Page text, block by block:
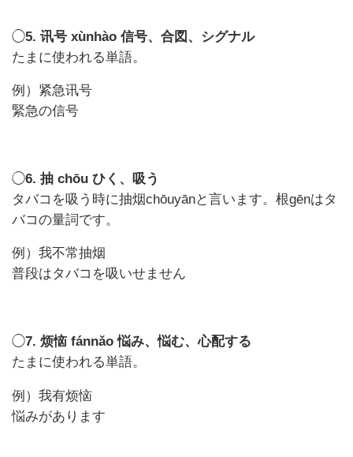
◯5. 讯号 xùnhào 信号、合図、シグナル
たまに使われる単語。
例）紧急讯号
緊急の信号
◯6. 抽 chōu ひく、吸う
タバコを吸う時に抽烟chōuyānと言います。根gēnはタ
バコの量詞です。
例）我不常抽烟
普段はタバコを吸いせません
◯7. 烦恼 fánnǎo 悩み、悩む、心配する
たまに使われる単語。
例）我有烦恼
悩みがあります